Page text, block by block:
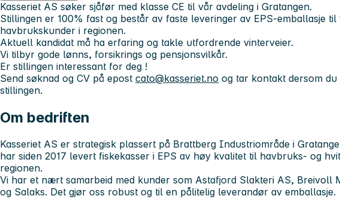
Kasseriet AS søker sjåfør med klasse CE til vår avdeling i Gratangen.
Stillingen er 100% fast og består av faste leveringer av EPS-emballasje til
havbrukskunder i regionen.
Aktuell kandidat må ha erfaring og takle utfordrende vinterveier.
Vi tilbyr gode lønns, forsikrings og pensjonsvilkår.
Er stillingen interessant for deg !
Send søknad og CV på epost cato@kasseriet.no og tar kontakt dersom
stillingen.
Om bedriften
Kasseriet AS er strategisk plassert på Brattberg Industriområde i
har siden 2017 levert fiskekasser i EPS av høy kvalitet til havbruks- og
regionen.
Vi har et nært samarbeid med kunder som Astafjord Slakteri AS, Breivoll
og Salaks. Det gjør oss robust og til en pålitelig leverandør av emballasje.